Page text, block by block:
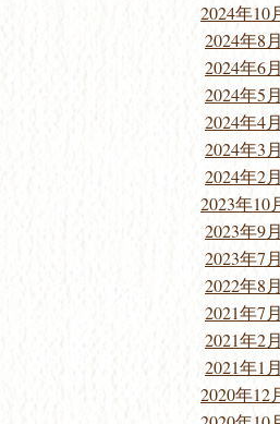
2024年10
2024年8月
2024年6月
2024年5月
2024年4月
2024年3月
2024年2月
2023年10
2023年9月
2023年7月
2022年8月
2021年7月
2021年2月
2021年1月
2020年12